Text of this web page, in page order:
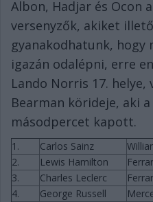
Albon, Hadjar és Ocon
versenyzők, akiket
gyanakodhatunk,
igazán odalépni, erre
Lando Norris 17. helye,
Bearman körideje, aki
másodpercet kapott.
1. Carlos Sainz
2.
Lewis Hamilton
3.
Charles Leclerc
4.
George Russell